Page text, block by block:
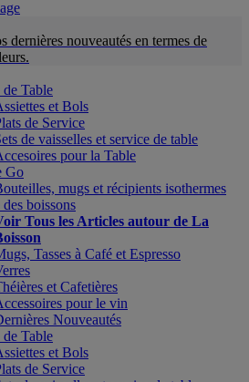
dernières nouveautés en termes de
de Table
et Bols
de Service
de vaisselles et service de table
pour la Table
Go
mugs et récipients isothermes
boissons
Tous les Articles autour de La
Tasses à Café et Espresso
et Cafetières
pour le vin
Nouveautés
de Table
et Bols
de Service